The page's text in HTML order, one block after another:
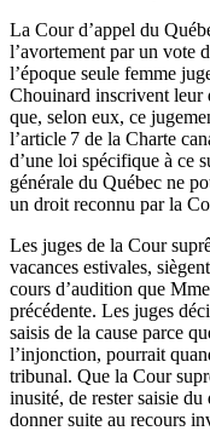
La Cour d’appel du
l’avortement par un vote
l’époque seule femme
Chouinard inscrivent leur
que, selon eux, ce
l’article 7 de la Charte
d’une loi spécifique à ce
générale du Québec ne
un droit reconnu par la
Les juges de la Cour
vacances estivales,
cours d’audition que
précédente. Les juges
saisis de la cause parce
l’injonction, pourrait
tribunal. Que la Cour
inusité, de rester saisie
donner suite au recours